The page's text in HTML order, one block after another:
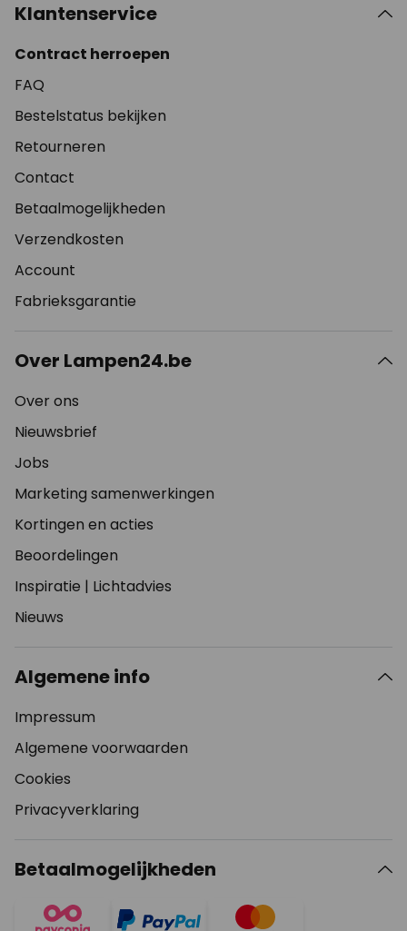
Klantenservice
Contract herroepen
FAQ
Bestelstatus bekijken
Retourneren
Contact
Betaalmogelijkheden
Verzendkosten
Account
Fabrieksgarantie
Over Lampen24.be
Over ons
Nieuwsbrief
Jobs
Marketing samenwerkingen
Kortingen en acties
Beoordelingen
Inspiratie | Lichtadvies
Nieuws
Algemene info
Impressum
Algemene voorwaarden
Cookies
Privacyverklaring
Betaalmogelijkheden